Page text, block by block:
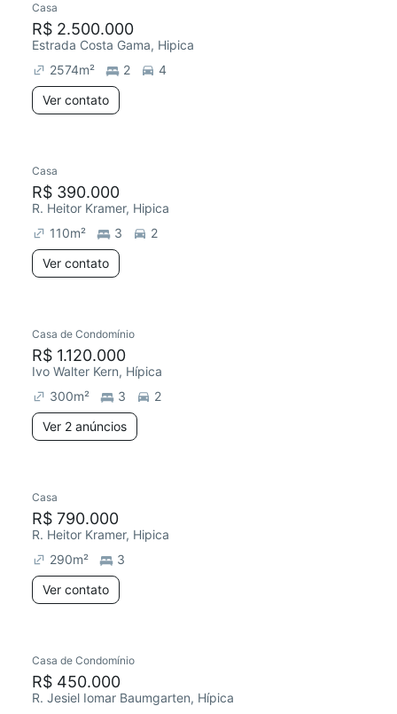
Casa
R$ 2.500.000
Estrada Costa Gama, Hipica
2574m² 2
4
Ver contato
Casa
R$ 390.000
R. Heitor Kramer, Hipica
110m² 3
2
Ver contato
Redecorar
Casa de Condomínio
R$ 1.120.000
Ivo Walter Kern, Hípica
300m² 3
2
Ver 2 anúncios
Casa
R$ 790.000
R. Heitor Kramer, Hipica
290m²
3
Ver contato
Redecorar
Casa de Condomínio
R$ 450.000
R. Jesiel Iomar Baumgarten, Hípica